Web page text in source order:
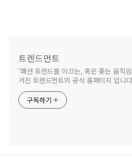
트렌드먼트
'패션 트렌드를 이끄는, 혹은 좇는 움직
거진 트렌드먼트의 공식 홈페이지 입니
구독하기